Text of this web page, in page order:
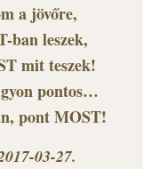
a jövőre,
ban leszek,
mit teszek!
pontos…
pont MOST!
03-27.